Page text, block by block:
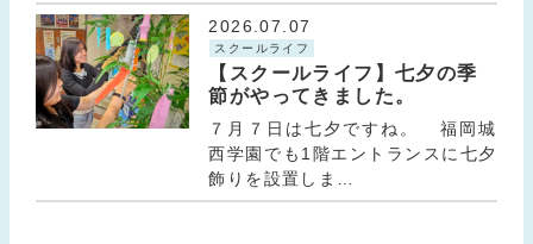
2026.07.07
スクールライフ
【スクールライフ】七夕の季
節がやってきました。
７月７日は七夕ですね。 福岡城
西学園でも1階エントランスに七夕
飾りを設置しま…